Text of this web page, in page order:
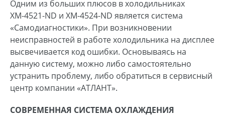
Одним из больших плюсов в холодильниках
ХМ-4521-ND и ХМ-4524-ND является система
«Самодиагностики». При возникновении
неисправностей в работе холодильника на дисплее
высвечивается код ошибки. Основываясь на
данную систему, можно либо самостоятельно
устранить проблему, либо обратиться в сервисный
центр компании «АТЛАНТ».
СОВРЕМЕННАЯ СИСТЕМА ОХЛАЖДЕНИЯ